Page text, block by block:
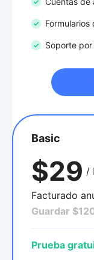
Soporte por
Basic
$29 /
Facturado
Guardar
Prueba